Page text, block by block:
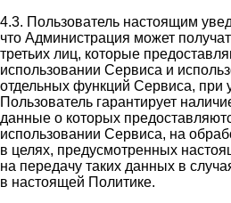
4.3. Пользователь настоящим
что Администрация может
третьих лиц, которые
использовании Сервиса и
отдельных функций Сервиса, при
Пользователь гарантирует
данные о которых
использовании Сервиса, на
в целях, предусмотренных
на передачу таких данных в
в настоящей Политике.